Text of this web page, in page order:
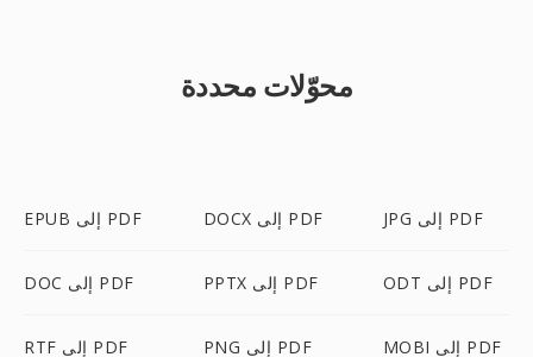
محوّلات محددة
EPUB إلى PDF DOCX إلى PDF JPG إلى PDF
DOC إلى PDF PPTX إلى PDF ODT إلى PDF
RTF إلى PDF PNG إلى PDF MOBI إلى PDF